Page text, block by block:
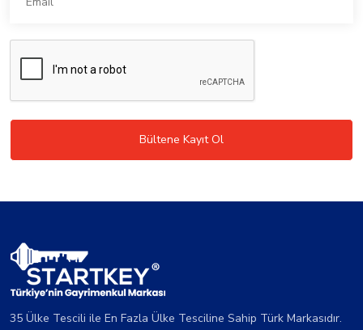
Bültene Kayıt Ol
35 Ülke Tescili ile En Fazla Ülke Tesciline Sahip Türk Markasıdır.